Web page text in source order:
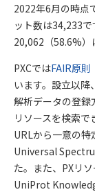
2022年6月の時点
ット数は34,233
20,062（58.6%）
PXCではFAIR原則
います。設立以
解析データの登録
リソースを検索
URLから一意の特
Universal
た。また、PXリ
UniProt